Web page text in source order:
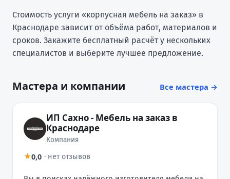
Стоимость услуги «корпусная мебель на заказ» в
Краснодаре зависит от объёма работ, материалов и
сроков. Закажите бесплатный расчёт у нескольких
специалистов и выберите лучшее предложение.
Мастера и компании Все мастера →
ИП Сахно - Мебель на заказ в
Краснодаре
Компания
★0,0 · нет отзывов